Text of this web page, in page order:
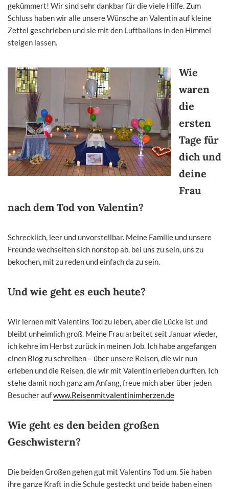
gekümmert! Wir sind sehr dankbar für die viele Hilfe. Zum
Schluss haben wir alle unsere Wünsche an Valentin auf kleine
Zettel geschrieben und sie mit den Luftballons in den Himmel
steigen lassen.
Wie
waren
die
ersten
Tage für
dich und
deine
Frau
nach dem Tod von Valentin?
Schrecklich, leer und unvorstellbar. Meine Familie und unsere
Freunde wechselten sich nonstop ab, bei uns zu sein, uns zu
bekochen, mit zu reden und einfach da zu sein.
Und wie geht es euch heute?
Wir lernen mit Valentins Tod zu leben, aber die Lücke ist und
bleibt unheimlich groß. Meine Frau arbeitet seit Januar wieder,
ich kehre im Herbst zurück in meinen Job. Ich habe angefangen
einen Blog zu schreiben – über unsere Reisen, die wir nun
erleben und die Reisen, die wir mit Valentin erleben durften. Ich
stehe damit noch ganz am Anfang, freue mich aber über jeden
Besucher aufwww.Reisenmitvalentinimherzen.de
Wie geht es den beiden großen
Geschwistern?
Die beiden Großen gehen gut mit Valentins Tod um. Sie haben
ihre ganze Kraft in die Schule gesteckt und beide haben einen